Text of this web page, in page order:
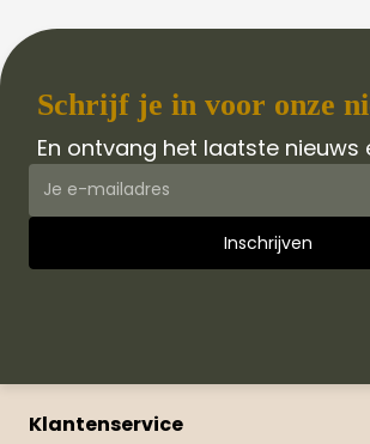
Schrijf je in voor onze
En ontvang het laatste nieuws
Klantenservice